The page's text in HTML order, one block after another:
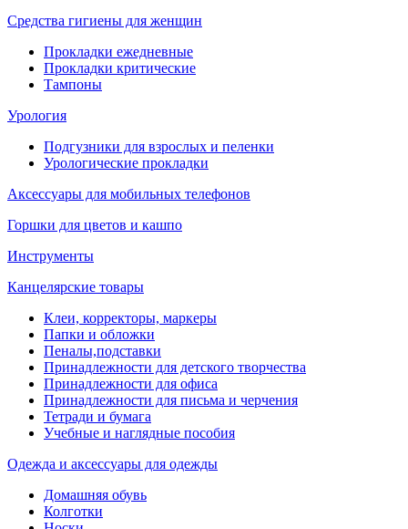
Средства гигиены для женщин
Прокладки ежедневные
Прокладки критические
Тампоны
Урология
Подгузники для взрослых и пеленки
Урологические прокладки
Аксессуары для мобильных телефонов
Горшки для цветов и кашпо
Инструменты
Канцелярские товары
Клеи, корректоры, маркеры
Папки и обложки
Пеналы,подставки
Принадлежности для детского творчества
Принадлежности для офиса
Принадлежности для письма и черчения
Тетради и бумага
Учебные и наглядные пособия
Одежда и аксессуары для одежды
Домашняя обувь
Колготки